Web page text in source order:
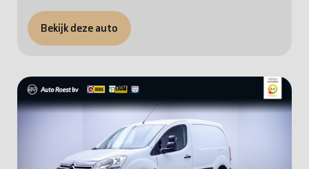
Bekijk deze auto